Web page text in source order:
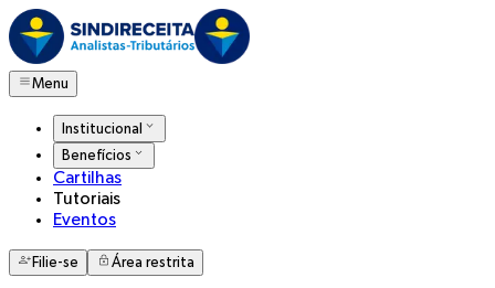
Menu
Institucional
Benefícios
Cartilhas
Tutoriais
Eventos
Filie-se Área restrita